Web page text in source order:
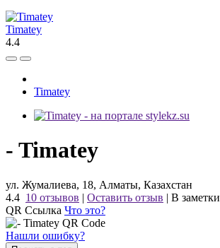
Timatey
4.4
Timatey
- Timatey
ул. Жумалиева, 18, Алматы, Казахстан
4.4 10 отзывов | Оставить отзыв | В заметки
QR Ссылка Что это?
Нашли ошибку?